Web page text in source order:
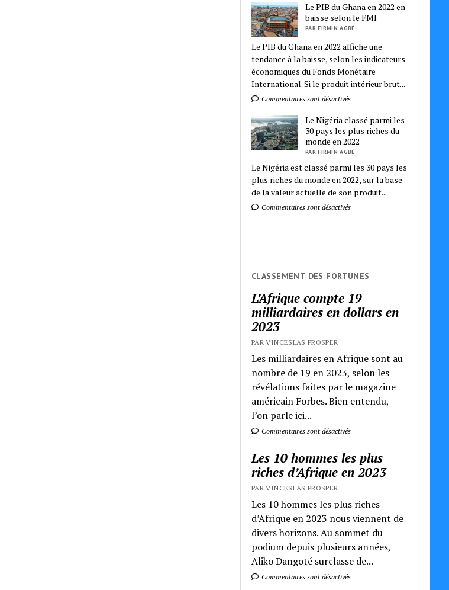
Le PIB du Ghana en 2022 en
baisse selon le FMI
PAR FIRMIN AGBÉ
Le PIB du Ghana en 2022 affiche une
tendance à la baisse, selon les indicateurs
économiques du Fonds Monétaire
International. Si le produit intérieur brut...
Commentaires sont désactivés
Le Nigéria classé parmi les
30 pays les plus riches du
monde en 2022
PAR FIRMIN AGBÉ
Le Nigéria est classé parmi les 30 pays les
plus riches du monde en 2022, sur la base
de la valeur actuelle de son produit...
Commentaires sont désactivés
CLASSEMENT DES FORTUNES
L’Afrique compte 19
milliardaires en dollars en
2023
PAR VINCESLAS PROSPER
Les milliardaires en Afrique sont au
nombre de 19 en 2023, selon les
révélations faites par le magazine
américain Forbes. Bien entendu,
l’on parle ici...
Commentaires sont désactivés
Les 10 hommes les plus
riches d’Afrique en 2023
PAR VINCESLAS PROSPER
Les 10 hommes les plus riches
d’Afrique en 2023 nous viennent de
divers horizons. Au sommet du
podium depuis plusieurs années,
Aliko Dangoté surclasse de...
Commentaires sont désactivés